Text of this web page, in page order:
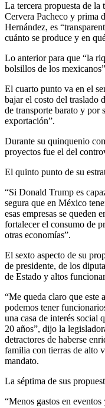
La tercera propuesta de
Cervera Pacheco y prima
Hernández, es
cuánto se produce y en
Lo anterior para que “la
bolsillos de los
El cuarto punto va en el
bajar el costo del traslado
de transporte barato y por
exportación”.
Durante su quinquenio
proyectos fue el del
El quinto punto de su
“Si Donald Trump es
segura que en México
esas empresas se queden
fortalecer el consumo de
otras economías”.
El sexto aspecto de su
de presidente, de los
de Estado y altos
“Me queda claro que este
podemos tener
una casa de interés social
20 años”, dijo la
detractores de haberse
familia con tierras de alto
mandato.
La séptima de sus
“Menos gastos en